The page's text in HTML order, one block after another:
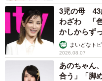
3児の母 43
わざわ 「色
かしからず
まいどなト
2026.08.07
あのちゃん
合う」「脚